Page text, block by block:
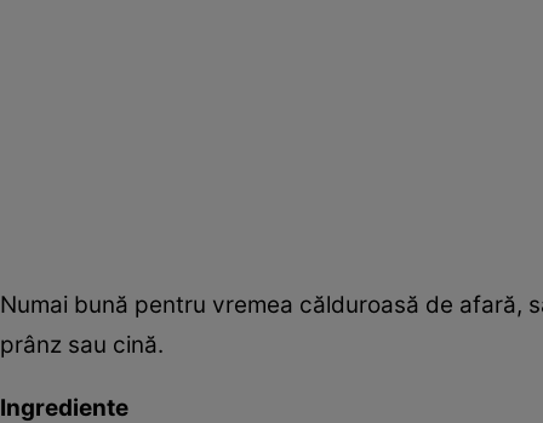
Numai bună pentru vremea călduroasă de
prânz sau cină.
Ingrediente